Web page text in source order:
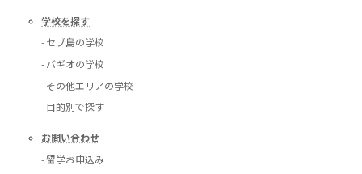
学校を探す
- セブ島の学校
- バギオの学校
- その他エリアの学校
- 目的別で探す
お問い合わせ
- 留学お申込み